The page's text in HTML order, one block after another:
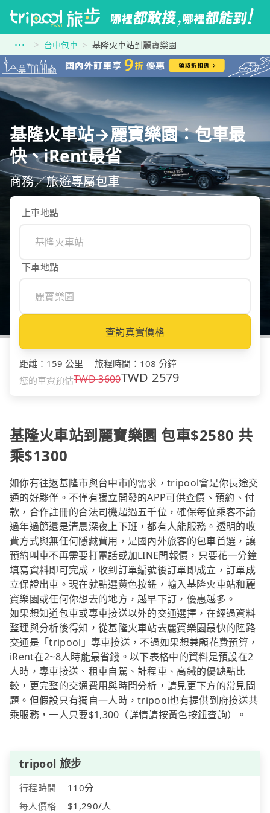
台中包車 基隆火車站到麗寶樂園
基隆火車站→麗寶樂園：包車最
快、iRent最省
商務／旅遊專屬包車
上車地點
下車地點
查詢真實價格
距離 ： 159 公里 旅程時間 ： 108 分鐘
您的車資預估TWD3600TWD 2579
基隆火車站到麗寶樂園 包車$2580 共
乘$1300
如你有往返基隆市與台中市的需求，tripool會是你長途交
通的好夥伴。不僅有獨立開發的APP可供查價、預約、付
款，合作註冊的合法司機超過五千位，確保每位乘客不論
過年過節還是清晨深夜上下班，都有人能服務。透明的收
費方式與無任何隱藏費用，是國內外旅客的包車首選，讓
預約叫車不再需要打電話或加LINE問報價，只要花一分鐘
填寫資料即可完成，收到訂單編號後訂單即成立，訂單成
立保證出車。現在就點選黃色按鈕，輸入基隆火車站和麗
寶樂園或任何你想去的地方，越早下訂，優惠越多。
如果想知道包車或專車接送以外的交通選擇，在經過資料
整理與分析後得知，從基隆火車站去麗寶樂園最快的陸路
交通是「tripool」專車接送，不過如果想兼顧花費預算，
iRent在2~8人時能最省錢。以下表格中的資料是預設在2
人時，專車接送、租車自駕、計程車、高鐵的優缺點比
較，更完整的交通費用與時間分析，請見更下方的常見問
題。但假設只有獨自一人時，tripool也有提供到府接送共
乘服務，一人只要$1,300（詳情請按黃色按鈕查詢）。
tripool 旅步
行程時間
110分
每人價格
$1,290/人